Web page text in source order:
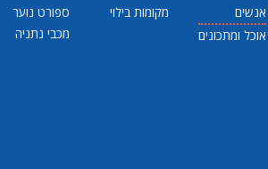
אנשים
אוכל ומתכונים
מקומות בילוי
ספורט נוער
מכבי נתניה